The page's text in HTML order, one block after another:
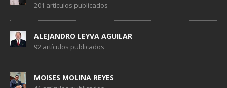
201 artículos publicados
ALEJANDRO LEYVA AGUILAR
92 artículos publicados
MOISES MOLINA REYES